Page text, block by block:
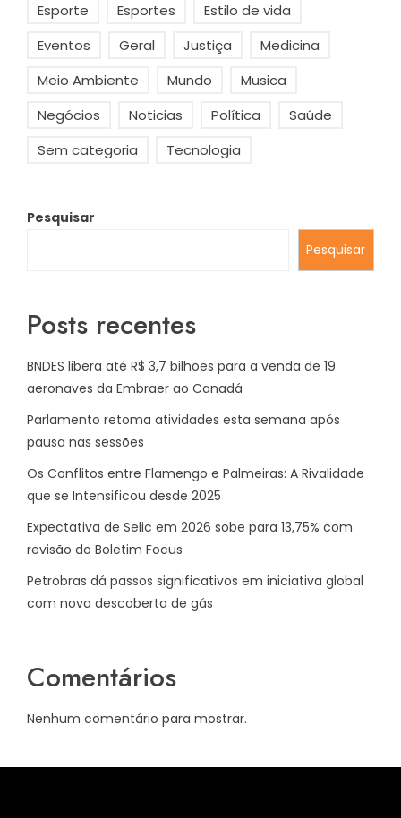
Esporte
Esportes
Estilo de vida
Eventos
Geral Justiça
Medicina
Meio Ambiente
Mundo
Musica
Negócios
Noticias Política
Saúde
Sem categoria
Tecnologia
Pesquisar
Pesquisar
Posts recentes
BNDES libera até R$ 3,7 bilhões para a venda de 19
aeronaves da Embraer ao Canadá
Parlamento retoma atividades esta semana após
pausa nas sessões
Os Conflitos entre Flamengo e Palmeiras: A Rivalidade
que se Intensificou desde 2025
Expectativa de Selic em 2026 sobe para 13,75% com
revisão do Boletim Focus
Petrobras dá passos significativos em iniciativa global
com nova descoberta de gás
Comentários
Nenhum comentário para mostrar.